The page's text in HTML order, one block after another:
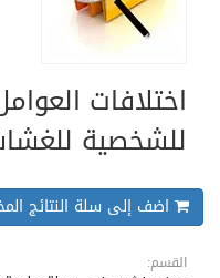
اختلافات
للشخصية
اضف إلى سلة النتائج
القسم: